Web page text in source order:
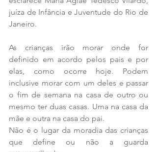
juíza de Infância e Juventude do Rio de
Janeiro.
As crianças irão morar onde for
definido em acordo pelos pais e por
elas, como ocorre hoje. Podem
inclusive morar com um deles e passar
o fim de semana na casa de outro ou
mesmo ter duas casas. Uma na casa da
mãe e outra na casa do pai.
Não é o lugar da moradia das crianças
que define ou não a guarda